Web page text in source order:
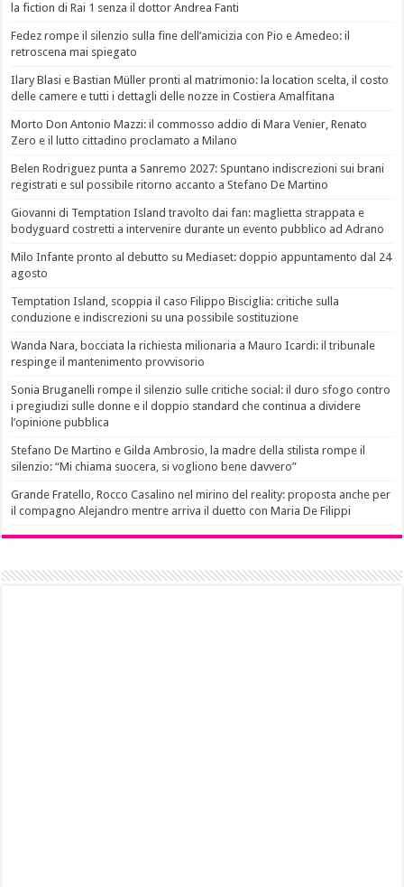
la fiction di Rai 1 senza il dottor Andrea Fanti
Fedez rompe il silenzio sulla fine dell’amicizia con Pio e Amedeo: il
retroscena mai spiegato
Ilary Blasi e Bastian Müller pronti al matrimonio: la location scelta, il costo
delle camere e tutti i dettagli delle nozze in Costiera Amalfitana
Morto Don Antonio Mazzi: il commosso addio di Mara Venier, Renato
Zero e il lutto cittadino proclamato a Milano
Belen Rodriguez punta a Sanremo 2027: Spuntano indiscrezioni sui brani
registrati e sul possibile ritorno accanto a Stefano De Martino
Giovanni di Temptation Island travolto dai fan: maglietta strappata e
bodyguard costretti a intervenire durante un evento pubblico ad Adrano
Milo Infante pronto al debutto su Mediaset: doppio appuntamento dal 24
agosto
Temptation Island, scoppia il caso Filippo Bisciglia: critiche sulla
conduzione e indiscrezioni su una possibile sostituzione
Wanda Nara, bocciata la richiesta milionaria a Mauro Icardi: il tribunale
respinge il mantenimento provvisorio
Sonia Bruganelli rompe il silenzio sulle critiche social: il duro sfogo contro
i pregiudizi sulle donne e il doppio standard che continua a dividere
l’opinione pubblica
Stefano De Martino e Gilda Ambrosio, la madre della stilista rompe il
silenzio: “Mi chiama suocera, si vogliono bene davvero”
Grande Fratello, Rocco Casalino nel mirino del reality: proposta anche per
il compagno Alejandro mentre arriva il duetto con Maria De Filippi